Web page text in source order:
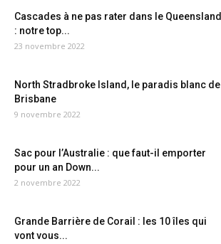
Cascades à ne pas rater dans le Queensland
: notre top...
23 novembre 2022
North Stradbroke Island, le paradis blanc de
Brisbane
9 novembre 2022
Sac pour l’Australie : que faut-il emporter
pour un an Down...
2 novembre 2022
Grande Barrière de Corail : les 10 îles qui
vont vous...